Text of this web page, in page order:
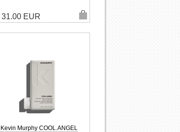
31.00 EUR
Kevin Murphy COOL.ANGEL